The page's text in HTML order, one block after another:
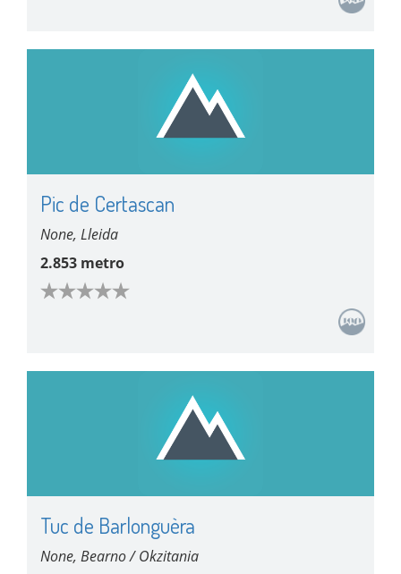
Pic de Certascan
None, Lleida
2.853 metro
Tuc de Barlonguèra
None, Bearno / Okzitania